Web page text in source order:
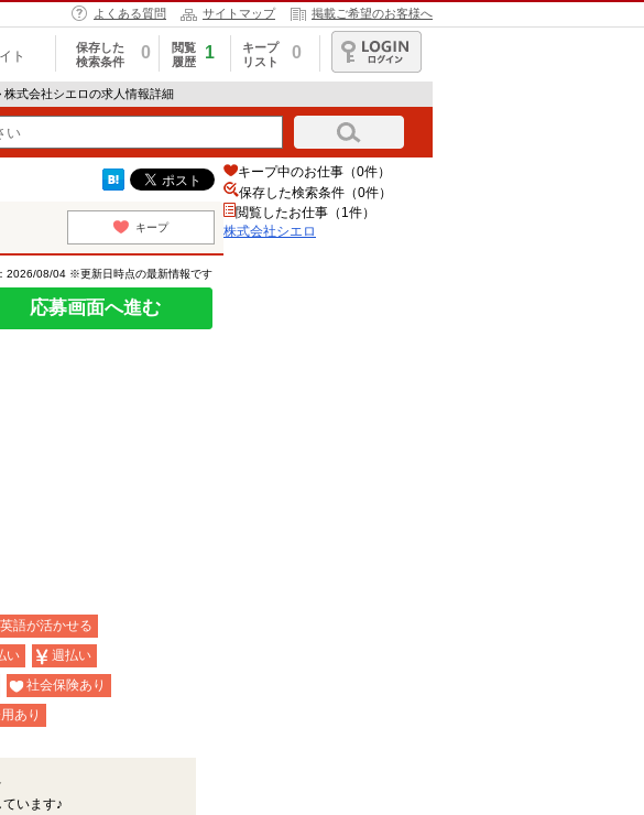
よくある質問 サイトマップ 掲載ご希望のお客様へ
ト
保存した
検索条件
0
閲覧
履歴
1
キープ
リスト
0
ログイン
株式会社シエロの求人情報詳細
キープ
2026/08/04 ※更新日時点の最新情報です
応募画面へ進む
英語が活かせる
い
週払い
社会保険あり
あり
います♪
キープ中のお仕事（0件）
保存した検索条件（0件）
閲覧したお仕事（1件）
株式会社シエロ